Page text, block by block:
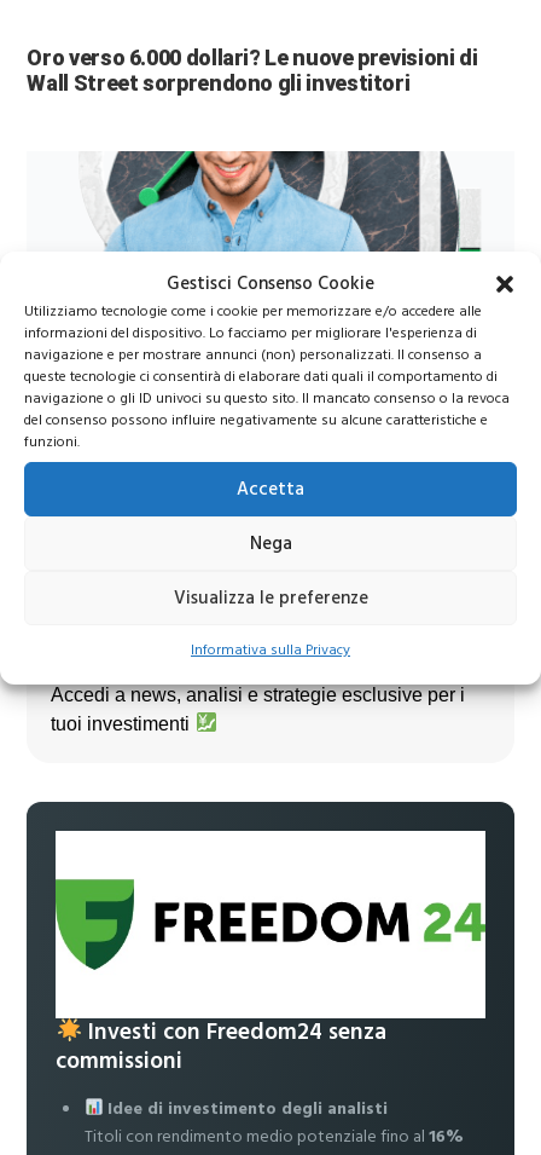
Gestisci Consenso Cookie
Utilizziamo tecnologie come i cookie per memorizzare e/o accedere alle
informazioni del dispositivo. Lo facciamo per migliorare l'esperienza di
navigazione e per mostrare annunci (non) personalizzati. Il consenso a
queste tecnologie ci consentirà di elaborare dati quali il comportamento di
navigazione o gli ID univoci su questo sito. Il mancato consenso o la revoca
del consenso possono influire negativamente su alcune caratteristiche e
funzioni.
Accetta
Nega
Visualizza le preferenze
Informativa sulla Privacy
Oro verso 6.000 dollari? Le nuove previsioni di
Wall Street sorprendono gli investitori
Azioni Bance Europee
Azioni banche europee da mettere nel mirino nei
prossimi mesi
Unisciti al nostro canale Telegram!
Accedi a news, analisi e strategie esclusive per i
tuoi investimenti
Investi con Freedom24 senza
commissioni
Idee di investimento degli analisti
Titoli con rendimento medio potenziale fino al16%